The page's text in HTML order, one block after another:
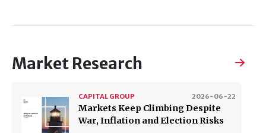
Market Research
2026-06-22
CAPITAL GROUP
Markets Keep Climbing Despite
War, Inflation and Election Risks